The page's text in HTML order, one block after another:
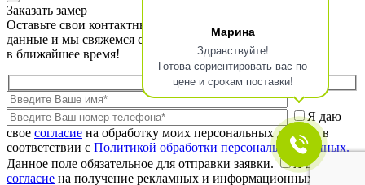
Марина
Здравствуйте!
Готова сориентировать вас по
цене и срокам поставки!
Заказать замер
Оставьте свои контактные
данные и мы свяжемся с Вами
в ближайшее время!
Я даю
свое согласие на обработку моих персональных данных в
соответствии с Политикой обработки персональных данных.
Данное поле обязательное для отправки заявки.
Я даю
согласие на получение рекламных и информационных